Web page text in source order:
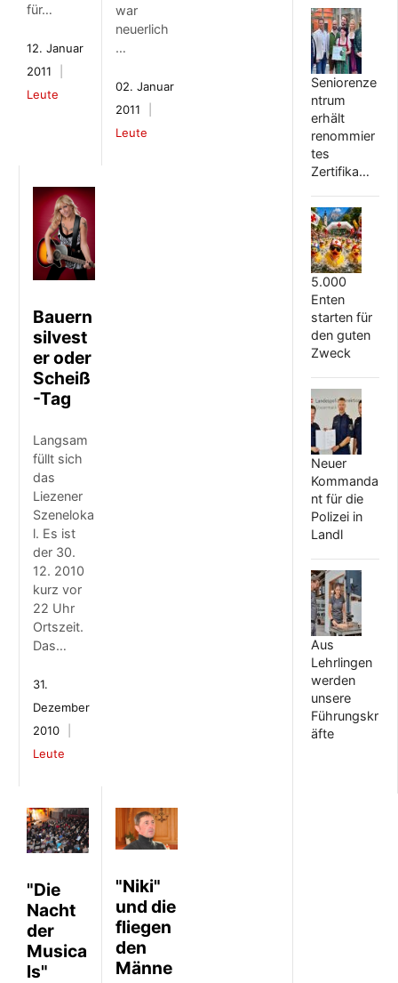
für…
12. Januar
2011
Leute
war
neuerlich
…
02. Januar
2011
Leute
Bauern
silvest
er oder
Scheiß
-Tag
Langsam
füllt sich
das
Liezener
Szeneloka
l. Es ist
der 30.
12. 2010
kurz vor
22 Uhr
Ortszeit.
Das…
31.
Dezember
2010
Leute
"Die
Nacht
der
Musica
ls"
"Niki"
und die
fliegen
den
Männe
Seniorenze
ntrum
erhält
renommier
tes
Zertifika…
5.000
Enten
starten für
den guten
Zweck
Neuer
Kommanda
nt für die
Polizei in
Landl
Aus
Lehrlingen
werden
unsere
Führungskr
äfte